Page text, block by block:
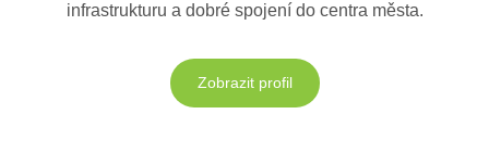
infrastrukturu a dobré spojení do centra města.
Zobrazit profil